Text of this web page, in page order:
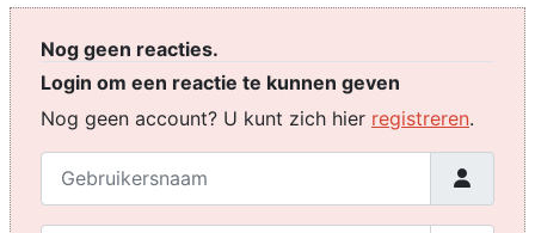
Nog geen reacties.
Login om een reactie te kunnen geven
Nog geen account? U kunt zich hier registreren.